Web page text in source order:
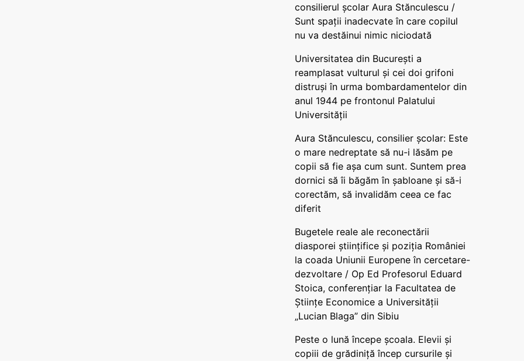
consilierul școlar Aura Stănculescu /
Sunt spații inadecvate în care copilul
nu va destăinui nimic niciodată
Universitatea din București a
reamplasat vulturul și cei doi grifoni
distruși în urma bombardamentelor din
anul 1944 pe frontonul Palatului
Universității
Aura Stănculescu, consilier școlar: Este
o mare nedreptate să nu-i lăsăm pe
copii să fie așa cum sunt. Suntem prea
dornici să îi băgăm în șabloane și să-i
corectăm, să invalidăm ceea ce fac
diferit
Bugetele reale ale reconectării
diasporei științifice și poziția României
la coada Uniunii Europene în cercetare-
dezvoltare / Op Ed Profesorul Eduard
Stoica, conferențiar la Facultatea de
Științe Economice a Universității
„Lucian Blaga” din Sibiu
Peste o lună începe școala. Elevii și
copiii de grădiniță încep cursurile și